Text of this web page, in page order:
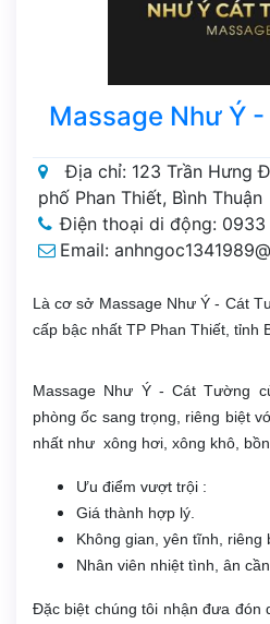
Massage Như Ý
Địa chỉ: 123 Trần Hưng
phố Phan Thiết, Bình Thuận
Điện thoại di động: 0933
Email:
Là cơ sở Massage Như Ý - Cát
cấp bậc nhất TP Phan Thiết, tỉnh
Massage Như Ý - Cát Tường
phòng ốc sang trọng, riêng biệt
nhất như xông hơi, xông khô, bồn
Ưu điểm vượt trội :
Giá thành hợp lý.
Không gian, yên tĩnh, riêng
Nhân viên nhiệt tình, ân
Đặc biệt chúng tôi nhận đưa đón